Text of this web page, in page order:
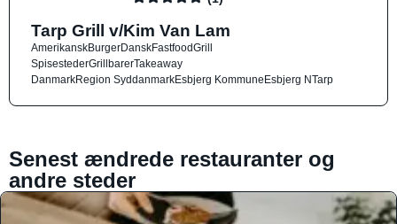
Tarp Grill v/Kim Van Lam
AmerikanskBurgerDanskFastfoodGrill
SpisestederGrillbarerTakeaway
DanmarkRegion SyddanmarkEsbjerg KommuneEsbjerg NTarp
Senest ændrede restauranter og
andre steder